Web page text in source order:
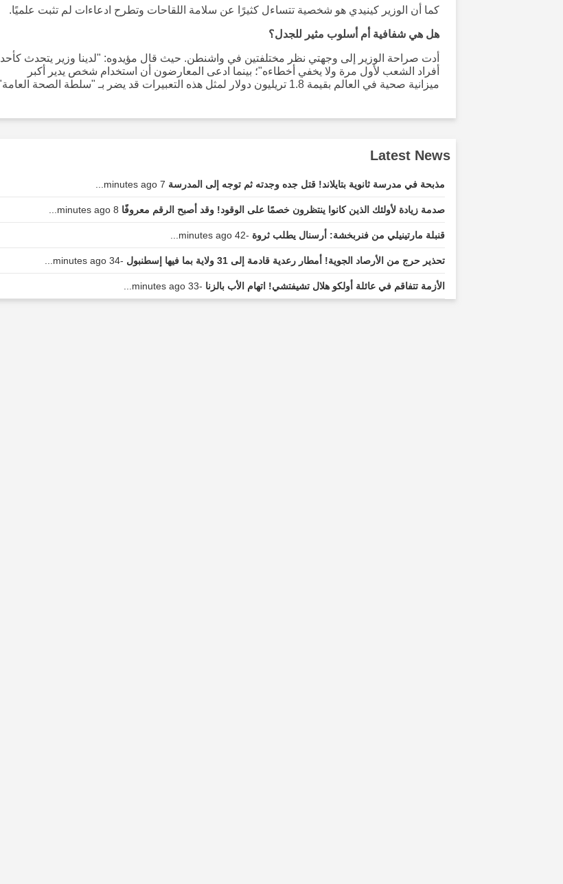
كما أن الوزير كينيدي هو شخصية تتساءل كثيرًا عن سلامة اللقاحات وتطرح ادعاءات لم تثبت علميًا.
هل هي شفافية أم أسلوب مثير للجدل؟
أدت صراحة الوزير إلى وجهتي نظر مختلفتين في واشنطن. حيث قال مؤيدوه: "لدينا وزير يتحدث كأحد
أفراد الشعب لأول مرة ولا يخفي أخطاءه"؛ بينما ادعى المعارضون أن استخدام شخص يدير أكبر
ميزانية صحية في العالم بقيمة 1.8 تريليون دولار لمثل هذه التعبيرات قد يضر بـ "سلطة الصحة العامة".
Latest News
مذبحة في مدرسة ثانوية بتايلاند! قتل جده وجدته ثم توجه إلى المدرسة 7 minutes ago...
صدمة زيادة لأولئك الذين كانوا ينتظرون خصمًا على الوقود! وقد أصبح الرقم معروفًا 8 minutes ago...
قنبلة مارتينيلي من فنربخشة: أرسنال يطلب ثروة -42 minutes ago...
تحذير حرج من الأرصاد الجوية! أمطار رعدية قادمة إلى 31 ولاية بما فيها إسطنبول -34 minutes ago...
الأزمة تتفاقم في عائلة أولكو هلال تشيفتشي! اتهام الأب بالزنا -33 minutes ago...